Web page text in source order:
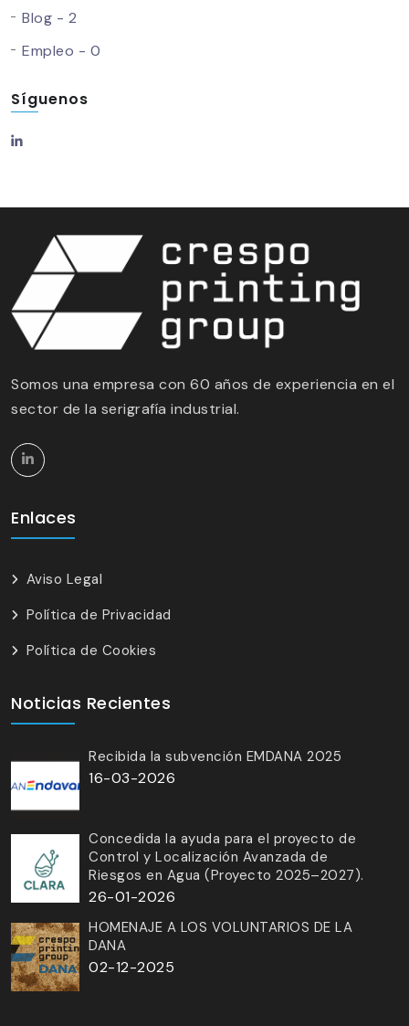
Blog - 2
Empleo - 0
Síguenos
Somos una empresa con 60 años de experiencia en el
sector de la serigrafía industrial.
Enlaces
Aviso Legal
Política de Privacidad
Política de Cookies
Noticias Recientes
Recibida la subvención EMDANA 2025
16-03-2026
Concedida la ayuda para el proyecto de
Control y Localización Avanzada de
Riesgos en Agua (Proyecto 2025–2027).
26-01-2026
HOMENAJE A LOS VOLUNTARIOS DE LA
DANA
02-12-2025